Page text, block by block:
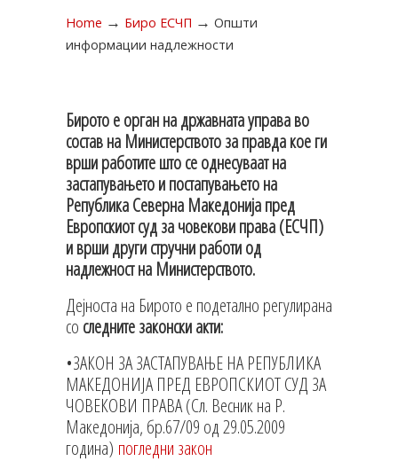
Home → Биро ЕСЧП → Општи
информации надлежности
Бирото е орган на државната управа во
состав на Министерството за правда кое ги
врши работите што се однесуваат на
застапувањето и постапувањето на
Република Северна Македонија пред
Европскиот суд за човекови права (ЕСЧП)
и врши други стручни работи од
надлежност на Министерството.
Дејноста на Бирото е подетално регулирана
со следните законски акти:
•ЗАКОН ЗА ЗАСТАПУВАЊЕ НА РЕПУБЛИКА
МАКЕДОНИЈА ПРЕД ЕВРОПСКИОТ СУД ЗА
ЧОВЕКОВИ ПРАВА (Сл. Весник на Р.
Македонија, бр.67/09 од 29.05.2009
година) погледни закон